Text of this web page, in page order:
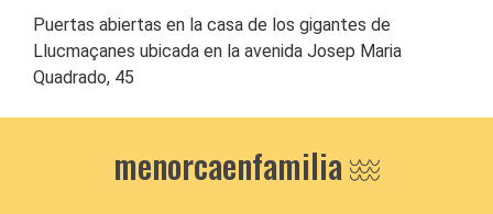
Puertas abiertas en la casa de los gigantes de
Llucmaçanes ubicada en la avenida Josep Maria
Quadrado, 45
menorcaenfamilia